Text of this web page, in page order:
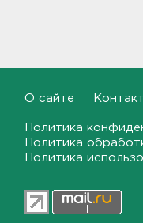
Ирландии
человек
за
"Сапсаны" из
О сайте
Политика
Политика
Политика